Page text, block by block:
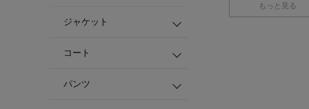
ジャケット
コート
パンツ
もっと見る